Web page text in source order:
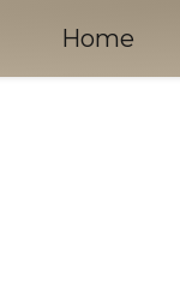
Home